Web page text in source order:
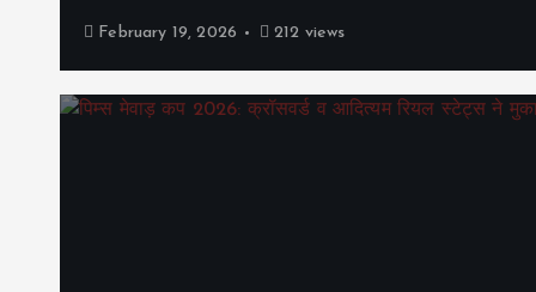
February 19, 2026 212 views